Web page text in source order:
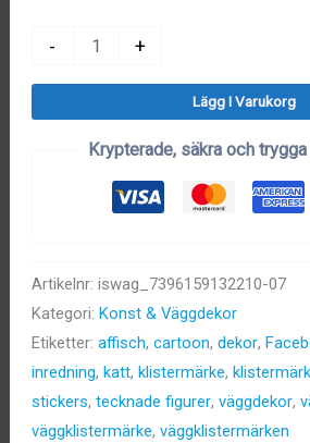
-
Väggdekoration
+
Lägg I Varukorg
Krypterade, säkra och
Artikelnr: iswag_7396159132210-07
Kategori: Konst & Väggdekor
Etiketter: affisch, cartoon, dekor,
inredning, katt, klistermärke,
stickers, tecknade figurer, väggdekor,
väggklistermärke, väggklistermärken